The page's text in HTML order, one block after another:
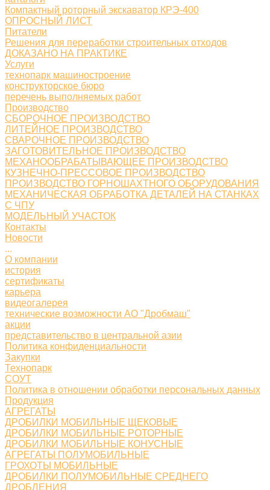
Компактный роторный экскаватор КРЭ-400
ОПРОСНЫЙ ЛИСТ
Питатели
Решения для переработки строительных отходов
ДОКАЗАНО НА ПРАКТИКЕ
Услуги
технопарк машиностроение
конструкторское бюро
перечень выполняемых работ
Производство
СБОРОЧНОЕ ПРОИЗВОДСТВО
ЛИТЕЙНОЕ ПРОИЗВОДСТВО
СВАРОЧНОЕ ПРОИЗВОДСТВО
ЗАГОТОВИТЕЛЬНОЕ ПРОИЗВОДСТВО
МЕХАНООБРАБАТЫВАЮЩЕЕ ПРОИЗВОДСТВО
КУЗНЕЧНО-ПРЕССОВОЕ ПРОИЗВОДСТВО
ПРОИЗВОДСТВО ГОРНОШАХТНОГО ОБОРУДОВАНИЯ
МЕХАНИЧЕСКАЯ ОБРАБОТКА ДЕТАЛЕЙ НА СТАНКАХ
С ЧПУ
МОДЕЛЬНЫЙ УЧАСТОК
Контакты
Новости
...
О компании
история
сертификаты
карьера
видеогалерея
технические возможности АО "Дробмаш"
акции
представительство в центральной азии
Политика конфиденциальности
Закупки
Технопарк
СОУТ
Политика в отношении обработки персональных данных
Продукция
АГРЕГАТЫ
ДРОБИЛКИ МОБИЛЬНЫЕ ЩЕКОВЫЕ
ДРОБИЛКИ МОБИЛЬНЫЕ РОТОРНЫЕ
ДРОБИЛКИ МОБИЛЬНЫЕ КОНУСНЫЕ
АГРЕГАТЫ ПОЛУМОБИЛЬНЫЕ
ГРОХОТЫ МОБИЛЬНЫЕ
ДРОБИЛКИ ПОЛУМОБИЛЬНЫЕ СРЕДНЕГО
ДРОБЛЕНИЯ